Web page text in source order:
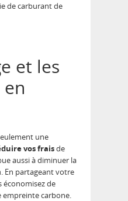
de carburant de
et les
une
vos fraisde
aussi à diminuer la
En partageant votre
économisez de
empreinte carbone.